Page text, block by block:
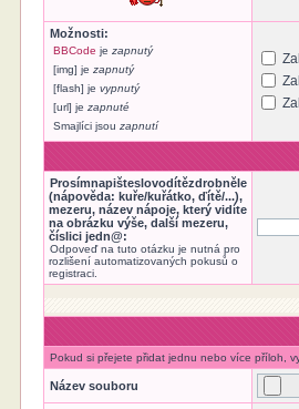
Možnosti:
BBCode jezapnutý
[img] jezapnutý
[flash] jevypnutý
[url] jezapnuté
Smajlíci jsouzapnutí
Prosímnapišteslovodítězdrobněle
(nápověda: kuře/kuřátko, ďítě/...),
mezeru, název nápoje, který vidíte
na obrázku výše, další mezeru,
číslici jedn@:
Odpoveď na tuto otázku je nutná pro
rozlišení automatizovaných pokusů o
registraci.
Pokud si přejete přidat jednu nebo více příloh,
Název souboru